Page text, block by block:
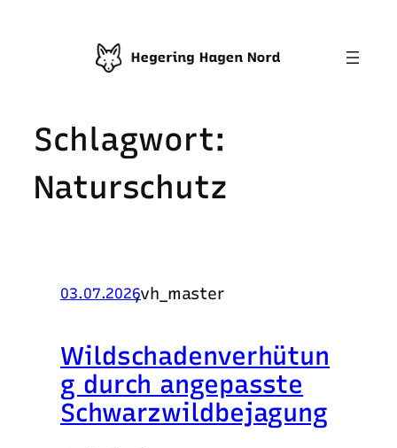
Schlagwort:
Naturschutz
03.07.2026
,vh_master
Wildschadenverhütun
g durch angepasste
Schwarzwildbejagung